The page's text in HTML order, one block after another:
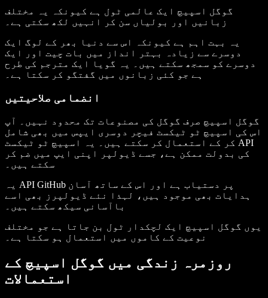
گوگل اسپیچ ایک عالمی ٹول ہے کیونکہ یہ مختلف
یہ بہت اہم ہے کیونکہ اس سے دنیا بھر کے لوگ ایک
دوسرے سے زیادہ بہتر انداز میں بات چیت اور ایک
دوسرے کو سمجھ سکتے ہیں۔ یہ گویا ایک مترجم کی طرح
ہے جو کئی زبانوں میں گفتگو کر سکتا ہے۔
انضمامی صلاحیتیں
گوگل اسپیچ صرف گوگل کی مصنوعات تک محدود نہیں۔ آپ
اس کی اسپیچ ٹو ٹیکسٹ فیچر دوسری ایپس میں بھی شامل
کر کے استعمال کر سکتے ہیں۔ یہ اسپیچ ٹو ٹیکسٹ API
کی بدولت ممکن ہے، جسے ڈیولپر اپنی ایپ میں ضم کر
یہ API GitHub پر دستیاب ہے اور اس کے ساتھ آسان
ہدایات بھی موجود ہیں، لہذا نئے ڈیولپرز بھی اسے
یوں گوگل اسپیچ ایک لچکدار ٹول بن جاتا ہے جو مختلف
نوعیت کے کاموں میں استعمال ہو سکتا ہے۔
روزمرہ زندگی میں گوگل اسپیچ کے
استعمالات